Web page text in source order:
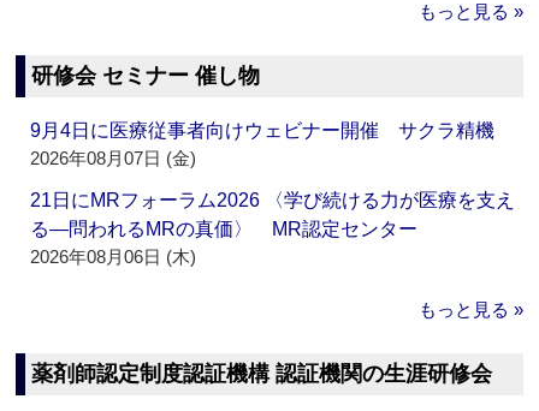
もっと見る »
研修会 セミナー 催し物
9月4日に医療従事者向けウェビナー開催 サクラ精機
2026年08月07日 (金)
21日にMRフォーラム2026 〈学び続ける力が医療を支え
る―問われるMRの真価〉 MR認定センター
2026年08月06日 (木)
もっと見る »
薬剤師認定制度認証機構 認証機関の生涯研修会